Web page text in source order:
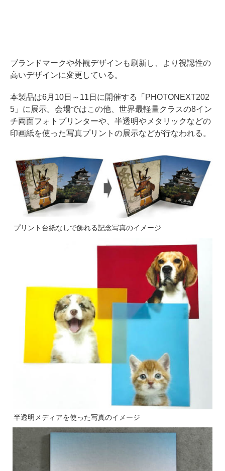
ブランドマークや外観デザインも刷新し、より視認性の
高いデザインに変更している。
本製品は6月10日～11日に開催する「PHOTONEXT202
5」に展示。会場ではこの他、世界最軽量クラスの8イン
チ両面フォトプリンターや、半透明やメタリックなどの
印画紙を使った写真プリントの展示などが行なわれる。
プリント台紙なしで飾れる記念写真のイメージ
半透明メディアを使った写真のイメージ